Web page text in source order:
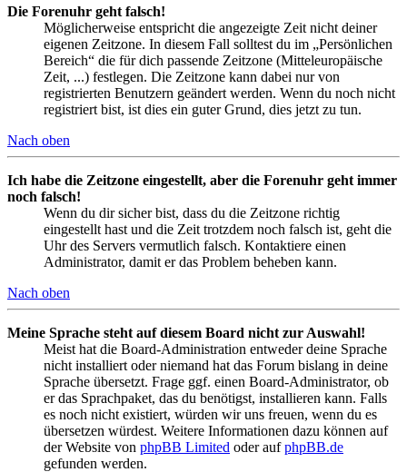
Die Forenuhr geht falsch!
Möglicherweise entspricht die angezeigte Zeit nicht deiner
eigenen Zeitzone. In diesem Fall solltest du im „Persönlichen
Bereich“ die für dich passende Zeitzone (Mitteleuropäische
Zeit, ...) festlegen. Die Zeitzone kann dabei nur von
registrierten Benutzern geändert werden. Wenn du noch nicht
registriert bist, ist dies ein guter Grund, dies jetzt zu tun.
Nach oben
Ich habe die Zeitzone eingestellt, aber die Forenuhr geht immer
noch falsch!
Wenn du dir sicher bist, dass du die Zeitzone richtig
eingestellt hast und die Zeit trotzdem noch falsch ist, geht die
Uhr des Servers vermutlich falsch. Kontaktiere einen
Administrator, damit er das Problem beheben kann.
Nach oben
Meine Sprache steht auf diesem Board nicht zur Auswahl!
Meist hat die Board-Administration entweder deine Sprache
nicht installiert oder niemand hat das Forum bislang in deine
Sprache übersetzt. Frage ggf. einen Board-Administrator, ob
er das Sprachpaket, das du benötigst, installieren kann. Falls
es noch nicht existiert, würden wir uns freuen, wenn du es
übersetzen würdest. Weitere Informationen dazu können auf
der Website von phpBB Limited oder aufphpBB.de
gefunden werden.